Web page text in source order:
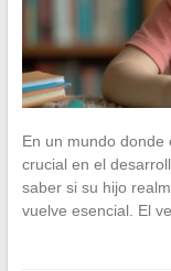
En un mundo donde
crucial en el
saber si su hijo
vuelve esencial. El